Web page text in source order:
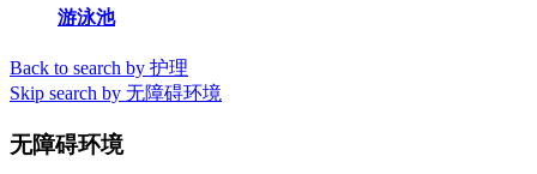
游泳池
Back to search by 护理
Skip search by 无障碍环境
无障碍环境